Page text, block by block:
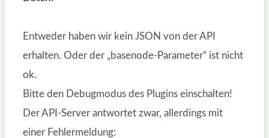
Entweder haben wir kein JSON von der API
erhalten. Oder der „basenode-Parameter“ ist nicht
ok.
Bitte den Debugmodus des Plugins einschalten!
Der API-Server antwortet zwar, allerdings mit
einer Fehlermeldung: